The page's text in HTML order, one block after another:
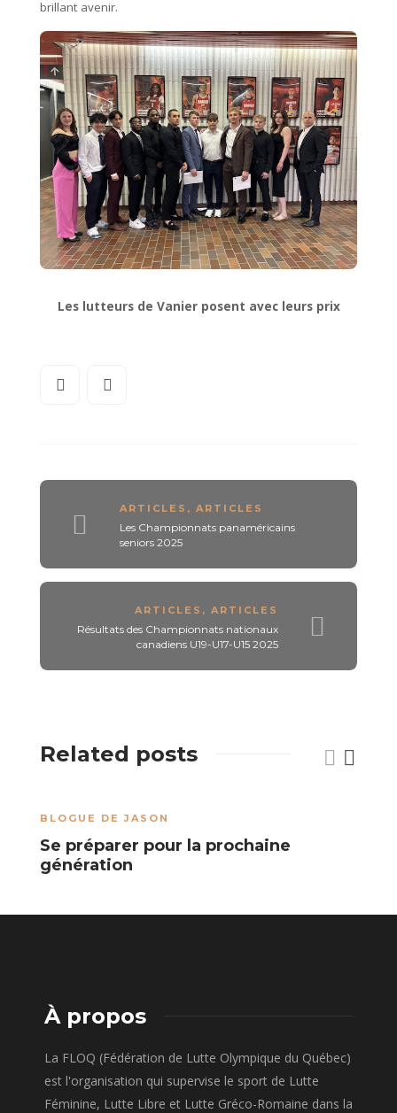
brillant avenir.
Les lutteurs de Vanier posent avec leurs prix
ARTICLES , ARTICLES
Les Championnats panaméricains
seniors 2025
ARTICLES , ARTICLES
Résultats des Championnats nationaux
canadiens U19-U17-U15 2025
Related posts
BLOGUE DE JASON
Se préparer pour la prochaine
génération
À propos
La FLOQ (Fédération de Lutte Olympique du Québec)
est l'organisation qui supervise le sport de Lutte
Féminine, Lutte Libre et Lutte Gréco-Romaine dans la